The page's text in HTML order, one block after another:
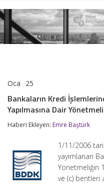
Oca 25
İşlemlerine
İlişkin
Değişiklik
Bankaların Kredi
Yapılmasına Dair
Haberi Ekleyen: Emre Baştürk
1/11/2006
yayımlanan
Yönetmeliğin
ve (c) bentleri